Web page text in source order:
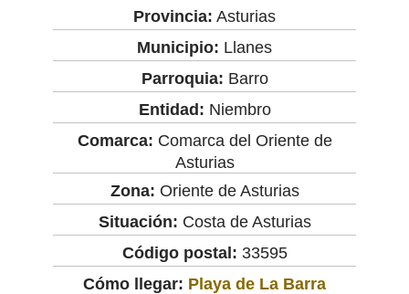
Provincia: Asturias
Municipio: Llanes
Parroquia: Barro
Entidad: Niembro
Comarca: Comarca del Oriente de
Asturias
Zona: Oriente de Asturias
Situación: Costa de Asturias
Código postal: 33595
Cómo llegar: Playa de La Barra